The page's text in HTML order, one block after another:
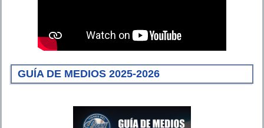
GUÍA DE MEDIOS 2025-2026